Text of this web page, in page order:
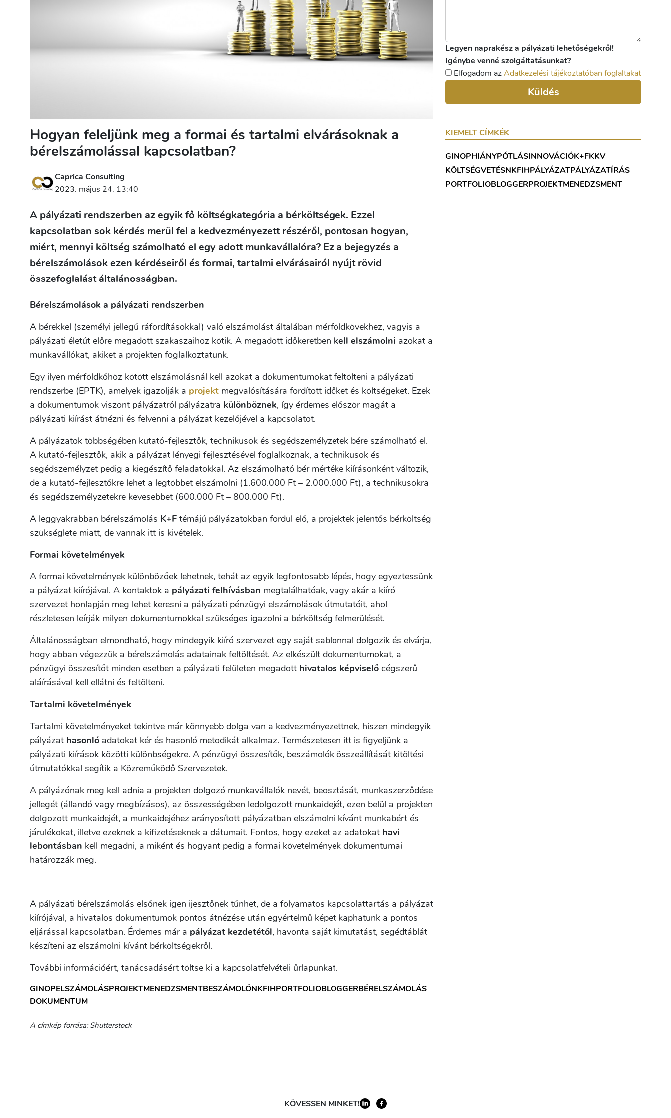
Hogyan feleljünk meg a formai és tartalmi elvárásoknak a
bérelszámolással kapcsolatban?
Caprica Consulting
2023. május 24. 13:40
A pályázati rendszerben az egyik fő költségkategória a bérköltségek. Ezzel
kapcsolatban sok kérdés merül fel a kedvezményezett részéről, pontosan hogyan,
miért, mennyi költség számolható el egy adott munkavállalóra? Ez a bejegyzés a
bérelszámolások ezen kérdéseiről és formai, tartalmi elvárásairól nyújt rövid
összefoglalást általánosságban.
Bérelszámolások a pályázati rendszerben
A bérekkel (személyi jellegű ráfordításokkal) való elszámolást általában mérföldkövekhez, vagyis a
pályázati életút előre megadott szakaszaihoz kötik. A megadott időkeretben kell elszámolni azokat a
munkavállókat, akiket a projekten foglalkoztatunk.
Egy ilyen mérföldkőhöz kötött elszámolásnál kell azokat a dokumentumokat feltölteni a pályázati
rendszerbe (EPTK), amelyek igazolják a projekt megvalósítására fordított időket és költségeket. Ezek
a dokumentumok viszont pályázatról pályázatra különböznek, így érdemes először magát a
pályázati kiírást átnézni és felvenni a pályázat kezelőjével a kapcsolatot.
A pályázatok többségében kutató-fejlesztők, technikusok és segédszemélyzetek bére számolható el.
A kutató-fejlesztők, akik a pályázat lényegi fejlesztésével foglalkoznak, a technikusok és
segédszemélyzet pedig a kiegészítő feladatokkal. Az elszámolható bér mértéke kiírásonként változik,
de a kutató-fejlesztőkre lehet a legtöbbet elszámolni (1.600.000 Ft – 2.000.000 Ft), a technikusokra
és segédszemélyzetekre kevesebbet (600.000 Ft – 800.000 Ft).
A leggyakrabban bérelszámolás K+F témájú pályázatokban fordul elő, a projektek jelentős bérköltség
szükséglete miatt, de vannak itt is kivételek.
Formai követelmények
A formai követelmények különbözőek lehetnek, tehát az egyik legfontosabb lépés, hogy egyeztessünk
a pályázat kiírójával. A kontaktok a pályázati felhívásban megtalálhatóak, vagy akár a kiíró
szervezet honlapján meg lehet keresni a pályázati pénzügyi elszámolások útmutatóit, ahol
részletesen leírják milyen dokumentumokkal szükséges igazolni a bérköltség felmerülését.
Általánosságban elmondható, hogy mindegyik kiíró szervezet egy saját sablonnal dolgozik és elvárja,
hogy abban végezzük a bérelszámolás adatainak feltöltését. Az elkészült dokumentumokat, a
pénzügyi összesítőt minden esetben a pályázati felületen megadott hivatalos képviselő cégszerű
aláírásával kell ellátni és feltölteni.
Tartalmi követelmények
Tartalmi követelményeket tekintve már könnyebb dolga van a kedvezményezettnek, hiszen mindegyik
pályázat hasonló adatokat kér és hasonló metodikát alkalmaz. Természetesen itt is figyeljünk a
pályázati kiírások közötti különbségekre. A pénzügyi összesítők, beszámolók összeállítását kitöltési
útmutatókkal segítik a Közreműködő Szervezetek.
A pályázónak meg kell adnia a projekten dolgozó munkavállalók nevét, beosztását, munkaszerződése
jellegét (állandó vagy megbízásos), az összességében ledolgozott munkaidejét, ezen belül a projekten
dolgozott munkaidejét, a munkaidejéhez arányosított pályázatban elszámolni kívánt munkabért és
járulékokat, illetve ezeknek a kifizetéseknek a dátumait. Fontos, hogy ezeket az adatokat havi
lebontásban kell megadni, a miként és hogyant pedig a formai követelmények dokumentumai
határozzák meg.
A pályázati bérelszámolás elsőnek igen ijesztőnek tűnhet, de a folyamatos kapcsolattartás a pályázat
kiírójával, a hivatalos dokumentumok pontos átnézése után egyértelmű képet kaphatunk a pontos
eljárással kapcsolatban. Érdemes már a pályázat kezdetétől, havonta saját kimutatást, segédtáblát
készíteni az elszámolni kívánt bérköltségekről.
További információért, tanácsadásért töltse ki a kapcsolatfelvételi űrlapunkat.
GINOPELSZÁMOLÁSPROJEKTMENEDZSMENTBESZÁMOLÓNKFIHPORTFOLIOBLOGGERBÉRELSZÁMOLÁS
DOKUMENTUM
A címkép forrása: Shutterstock
Legyen naprakész a pályázati lehetőségekről!
Igénybe venné szolgáltatásunkat?
Elfogadom azAdatkezelési tájékoztatóban foglaltakat
Küldés
KIEMELT CÍMKÉK
GINOPHIÁNYPÓTLÁSINNOVÁCIÓK+FKKV
KÖLTSÉGVETÉSNKFIHPÁLYÁZATPÁLYÁZATÍRÁS
PORTFOLIOBLOGGERPROJEKTMENEDZSMENT
KÖVESSEN MINKET!